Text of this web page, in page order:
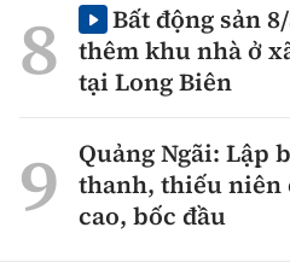
Bất động sản
thêm khu nhà ở
tại Long Biên
Quảng Ngãi: Lập
thanh, thiếu niên
cao, bốc đầu